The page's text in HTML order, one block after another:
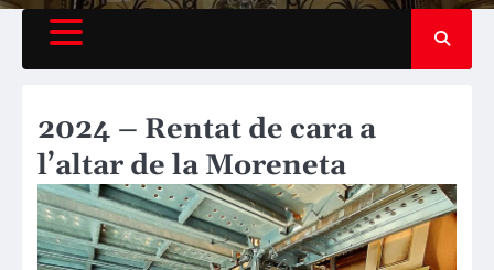
2024 – Rentat de cara a
l’altar de la Moreneta